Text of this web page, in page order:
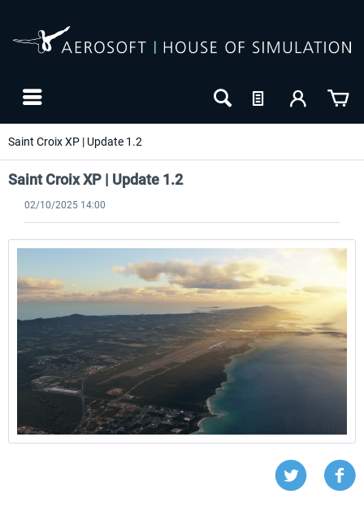
Saint Croix XP | Update 1.2
Saint Croix XP | Update 1.2
02/10/2025 14:00